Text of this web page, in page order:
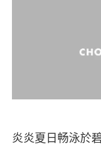
炎炎夏日畅泳於